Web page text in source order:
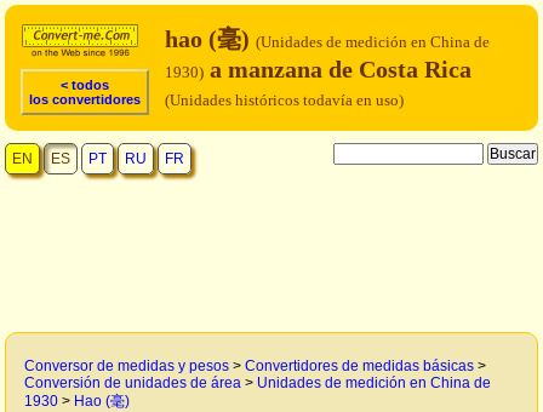
< todos
los convertidores
hao (毫) (Unidades de medición en China de
1930) a manzana de Costa Rica
(Unidades históricos todavía en uso)
EN ES PT RU FR
Conversor de medidas y pesos > Convertidores de medidas básicas >
Conversión de unidades de área > Unidades de medición en China de
1930 > Hao (毫)